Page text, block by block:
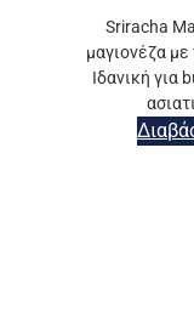
Sriracha
μαγιονέζα
Ιδανική για